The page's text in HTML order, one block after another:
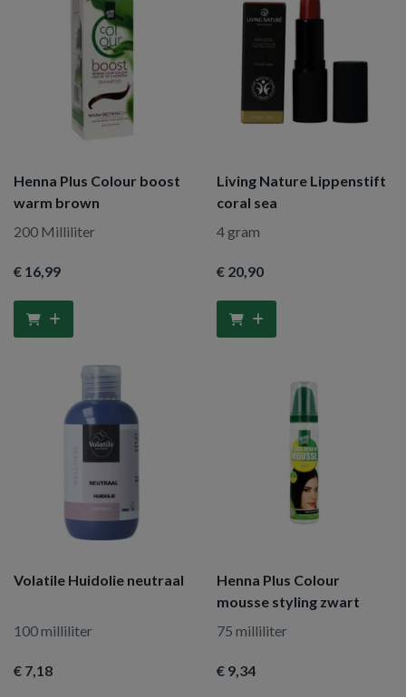
Henna Plus Colour boost
warm brown
200 Milliliter
€ 16,99
Living Nature Lippenstift
coral sea
4 gram
€ 20,90
Volatile Huidolie neutraal
100 milliliter
€ 7,18
Henna Plus Colour
mousse styling zwart
75 milliliter
€ 9,34